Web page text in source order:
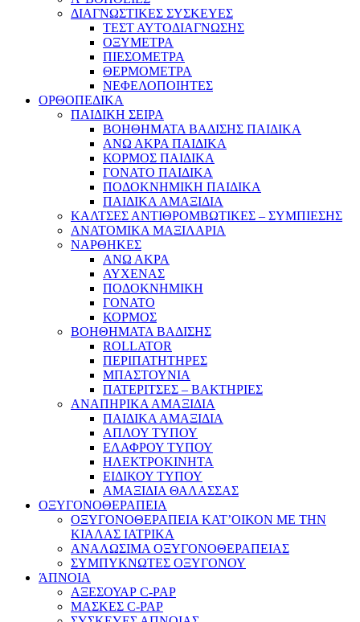
ΔΙΑΓΝΩΣΤΙΚΕΣ ΣΥΣΚΕΥΕΣ
ΤΕΣΤ ΑΥΤΟΔΙΑΓΝΩΣΗΣ
ΟΞΥΜΕΤΡΑ
ΠΙΕΣΟΜΕΤΡΑ
ΘΕΡΜΟΜΕΤΡΑ
ΝΕΦΕΛΟΠΟΙΗΤΕΣ
ΟΡΘΟΠΕΔΙΚΑ
ΠΑΙΔΙΚΗ ΣΕΙΡΑ
ΒΟΗΘΗΜΑΤΑ ΒΑΔΙΣΗΣ ΠΑΙΔΙΚΑ
ΑΝΩ ΑΚΡΑ ΠΑΙΔΙΚΑ
ΚΟΡΜΟΣ ΠΑΙΔΙΚΑ
ΓΟΝΑΤΟ ΠΑΙΔΙΚΑ
ΠΟΔΟΚΝΗΜΙΚΗ ΠΑΙΔΙΚΑ
ΠΑΙΔΙΚΑ ΑΜΑΞΙΔΙΑ
ΚΑΛΤΣΕΣ ΑΝΤΙΘΡΟΜΒΩΤΙΚΕΣ – ΣΥΜΠΙΕΣΗΣ
ΑΝΑΤΟΜΙΚΑ ΜΑΞΙΛΑΡΙΑ
ΝΑΡΘΗΚΕΣ
ΑΝΩ ΑΚΡΑ
ΑΥΧΕΝΑΣ
ΠΟΔΟΚΝΗΜΙΚΗ
ΓΟΝΑΤΟ
ΚΟΡΜΟΣ
ΒΟΗΘΗΜΑΤΑ ΒΑΔΙΣΗΣ
ROLLATOR
ΠΕΡΙΠΑΤΗΤΗΡΕΣ
ΜΠΑΣΤΟΥΝΙΑ
ΠΑΤΕΡΙΤΣΕΣ – ΒΑΚΤΗΡΙΕΣ
ΑΝΑΠΗΡΙΚΑ ΑΜΑΞΙΔΙΑ
ΠΑΙΔΙΚΑ ΑΜΑΞΙΔΙΑ
ΑΠΛΟΥ ΤΥΠΟΥ
ΕΛΑΦΡΟΥ ΤΥΠΟΥ
ΗΛΕΚΤΡΟΚΙΝΗΤΑ
ΕΙΔΙΚΟΥ ΤΥΠΟΥ
ΑΜΑΞΙΔΙΑ ΘΑΛΑΣΣΑΣ
ΟΞΥΓΟΝΟΘΕΡΑΠΕΙΑ
ΟΞΥΓΟΝΟΘΕΡΑΠΕΙΑ ΚΑΤ’ΟΙΚΟΝ ΜΕ ΤΗΝ
ΚΙΑΛΑΣ ΙΑΤΡΙΚΑ
ΑΝΑΛΩΣΙΜΑ ΟΞΥΓΟΝΟΘΕΡΑΠΕΙΑΣ
ΣΥΜΠΥΚΝΩΤΕΣ ΟΞΥΓΟΝΟΥ
ΆΠΝΟΙΑ
ΑΞΕΣΟΥΑΡ C-PAP
ΜΑΣΚΕΣ C-PAP